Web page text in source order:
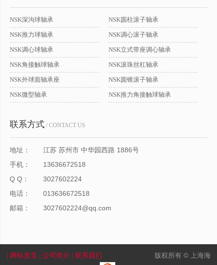
NSK深沟球轴承 NSK圆柱滚子轴承
NSK推力球轴承 NSK调心滚子轴承
NSK调心球轴承 NSK立式带座调心轴承
NSK角接触球轴承 NSK滚珠丝杠轴承
NSK外球面轴承座 NSK圆锥滚子轴承
NSK微型轴承 NSK推力角接触球轴承
联系方式 / CONTACT US
地址：
江苏 苏州市 中华园西路 1886号
手机：
13636672518
Q Q：
3027602224
电话：
013636672518
邮箱：
3027602224@qq.com
| 网站首页 | 公司简介 | 联系我们 版权所有 © 上海海